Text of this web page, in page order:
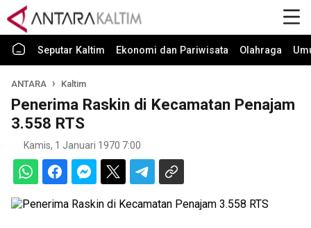
Seputar Kaltim Ekonomi dan Pariwisata Olahraga
ANTARA Kaltim
Penerima Raskin di Kecamatan Penajam
3.558 RTS
Kamis, 1 Januari 1970 7:00